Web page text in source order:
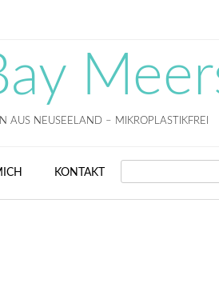
AUS NEUSEELAND – MIKROPLASTIKFREI
KONTAKT SEARCH